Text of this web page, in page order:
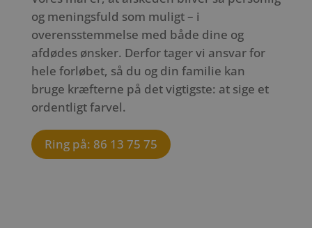
og meningsfuld som muligt – i
overensstemmelse med både dine og
afdødes ønsker. Derfor tager vi ansvar for
hele forløbet, så du og din familie kan
bruge kræfterne på det vigtigste: at sige et
ordentligt farvel.
Ring på: 86 13 75 75